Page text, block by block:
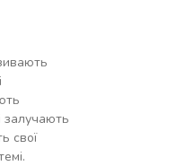
залучають
свої